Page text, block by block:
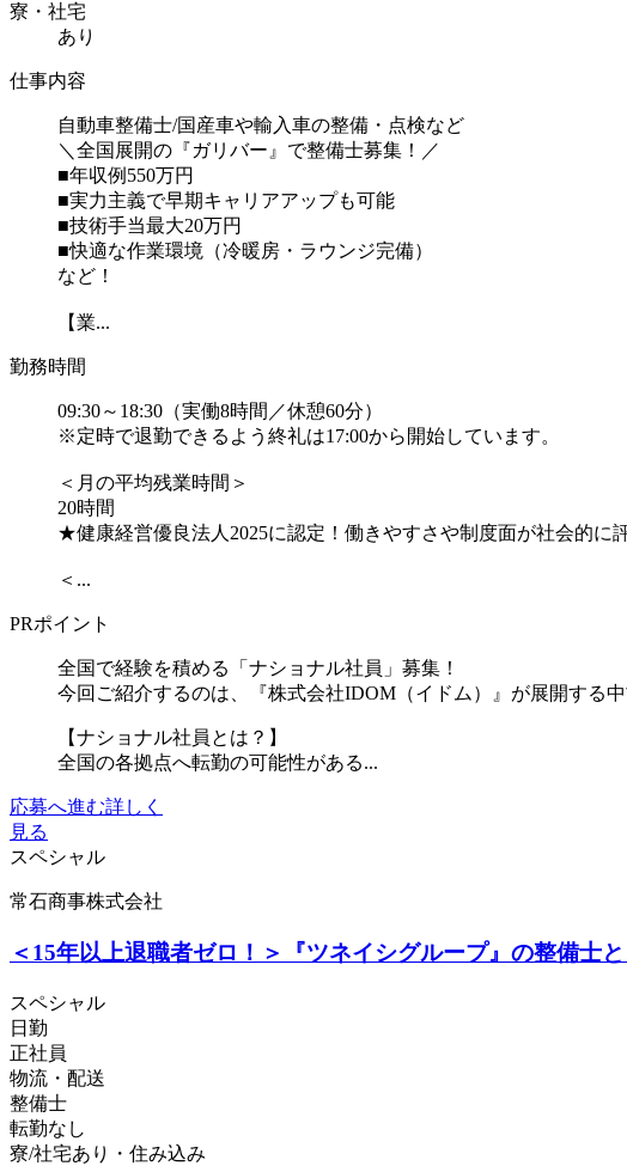
寮・社宅
あり
仕事内容
自動車整備士/国産車や輸入車の整備・点検など
＼全国展開の『ガリバー』で整備士募集！／
■年収例550万円
■実力主義で早期キャリアアップも可能
■技術手当最大20万円
■快適な作業環境（冷暖房・ラウンジ完備）
など！
【業...
勤務時間
09:30～18:30（実働8時間／休憩60分）
※定時で退勤できるよう終礼は17:00から開始しています。
＜月の平均残業時間＞
20時間
★健康経営優良法人2025に認定！働きやすさや制度面が社会的に
＜...
PRポイント
全国で経験を積める「ナショナル社員」募集！
今回ご紹介するのは、『株式会社IDOM（イドム）』が展開する
【ナショナル社員とは？】
全国の各拠点へ転勤の可能性がある...
応募へ進む詳しく
見る
スペシャル
常石商事株式会社
＜15年以上退職者ゼロ！＞『ツネイシグループ』の整備士
スペシャル
日勤
正社員
物流・配送
整備士
転勤なし
寮/社宅あり・住み込み